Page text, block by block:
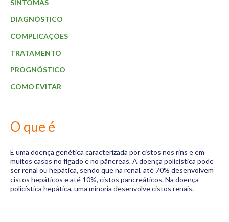
SINTOMAS
DIAGNÓSTICO
COMPLICAÇÕES
TRATAMENTO
PROGNÓSTICO
COMO EVITAR
O que é
É uma doença genética caracterizada por cistos nos rins e em
muitos casos no fígado e no pâncreas. A doença policística pode
ser renal ou hepática, sendo que na renal, até 70% desenvolvem
cistos hepáticos e até 10%, cistos pancreáticos. Na doença
policística hepática, uma minoria desenvolve cistos renais.